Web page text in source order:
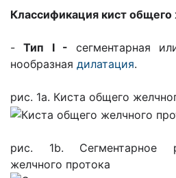
Классификация кист общего
-Тип I - сегментарная
нообразная дилатация.
рис. 1а. Киста общего
рис. 1b. Сегментарное
желчного протока